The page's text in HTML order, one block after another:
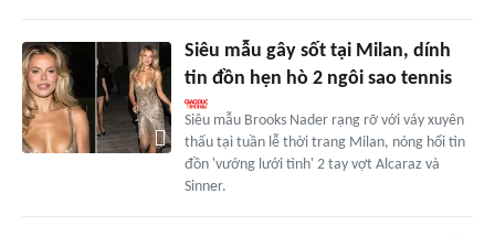
Siêu mẫu gây sốt tại Milan, dính
tin đồn hẹn hò 2 ngôi sao tennis
Siêu mẫu Brooks Nader rạng rỡ với váy xuyên
thấu tại tuần lễ thời trang Milan, nóng hổi tin
đồn 'vướng lưới tình' 2 tay vợt Alcaraz và
Sinner.